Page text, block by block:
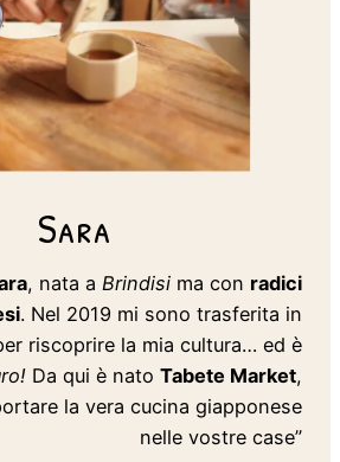
Sara
, nata a Brindisi ma con radici
. Nel 2019 mi sono trasferita in
riscoprire la mia cultura… ed è
Da qui è nato Tabete Market,
la vera cucina giapponese
nelle vostre case”